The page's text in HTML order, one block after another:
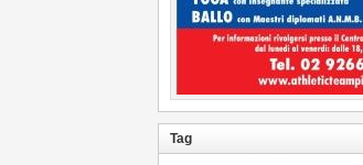
Tag